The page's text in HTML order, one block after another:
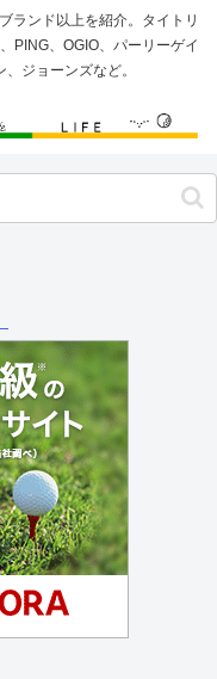
ランド以上を紹介。タイトリ
PING、OGIO、パーリーゲイ
ジョーンズなど。